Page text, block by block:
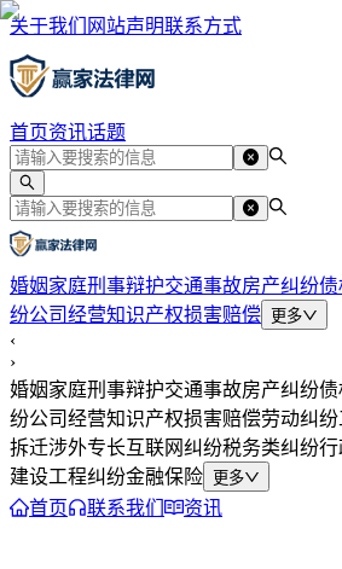
关于我们 网站声明联系方式
首页资讯话题
婚姻家庭刑事辩护交通事故房产纠纷债
纷公司经营知识产权损害赔偿 更多
‹
›
婚姻家庭刑事辩护交通事故房产纠纷债
纷公司经营知识产权损害赔偿劳动纠纷
拆迁涉外专长互联网纠纷税务类纠纷行
建设工程纠纷金融保险 更多
首页 联系我们 资讯